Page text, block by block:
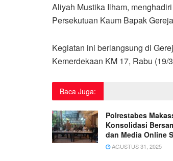
Aliyah Mustika Ilham,
Persekutuan Kaum Bapak
Kegiatan ini berlangsung di
Kemerdekaan KM 17, Rabu (19/
Baca Juga:
Polrestabes
Konsolidasi
dan Media Online
AGUSTUS 31, 2025